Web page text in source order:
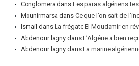
Conglomera dans Les paras algériens
Mounirmarsa dans Ce que l’on sait de
Ismail dans La frégate El Moudamir en
Abdenour lagnydans L’Algérie a bien
Abdenour lagnydans La marine